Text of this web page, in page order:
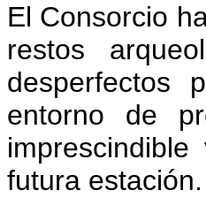
El Consorcio
restos
desperfectos
entorno de
futura estación.